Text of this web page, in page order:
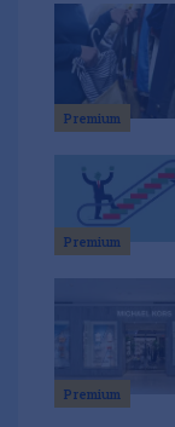
Premium
Premium
Premium